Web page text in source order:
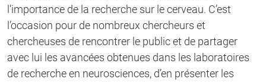
l’importance de la recherche sur le cerveau. C’est
l’occasion pour de nombreux chercheurs et
chercheuses de rencontrer le public et de partager
avec lui les avancées obtenues dans les laboratoires
de recherche en neurosciences, d’en présenter les